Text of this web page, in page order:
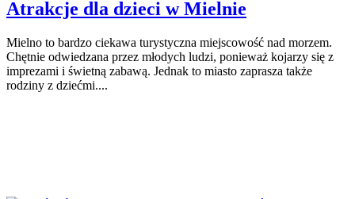
Atrakcje dla dzieci w Mielnie
Mielno to bardzo ciekawa turystyczna miejscowość nad morzem.
Chętnie odwiedzana przez młodych ludzi, ponieważ kojarzy się z
imprezami i świetną zabawą. Jednak to miasto zaprasza także
rodziny z dziećmi....